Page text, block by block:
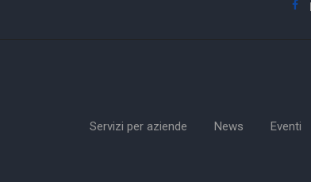
Servizi per aziende News Eventi